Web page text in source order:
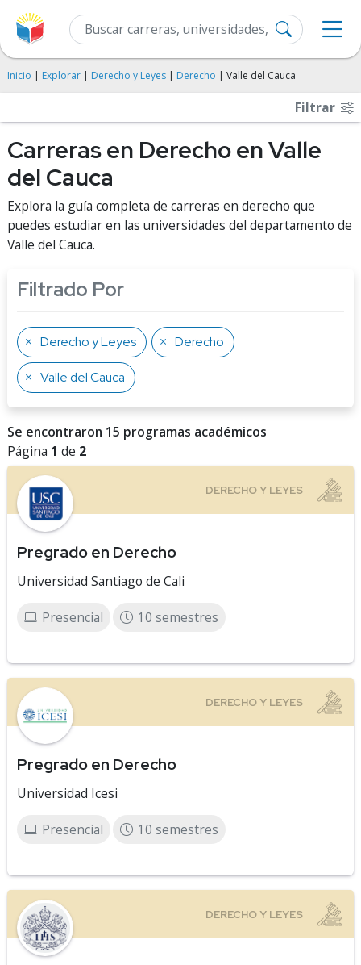
Inicio | Explorar | Derecho y Leyes | Derecho | Valle del Cauca
Filtrar
Carreras en Derecho en Valle
del Cauca
Explora la guía completa de carreras en derecho que
puedes estudiar en las universidades del departamento de
Valle del Cauca.
Filtrado Por
Derecho y Leyes Derecho
Valle del Cauca
Se encontraron 15 programas académicos
Página 1 de 2
Pregrado en Derecho
Universidad Santiago de Cali
Presencial 10 semestres
Pregrado en Derecho
Universidad Icesi
Presencial 10 semestres